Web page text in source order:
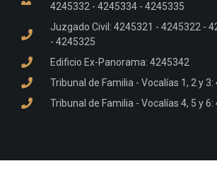
4245332 - 4245334 - 4245335
Juzgado Civil: 4245321 - 4245322 -
- 4245325
Edificio Ex-Panorama: 4245342
Tribunal de Familia - Vocalías 1, 2 y 3:
Tribunal de Familia - Vocalías 4, 5 y 6: